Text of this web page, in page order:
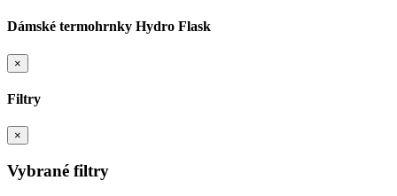
Dámské termohrnky Hydro Flask
×
Filtry
×
Vybrané filtry